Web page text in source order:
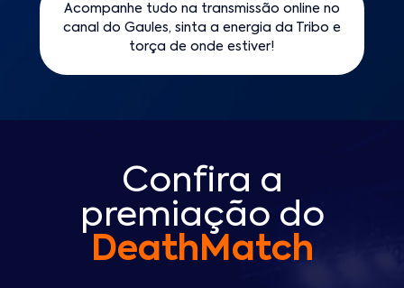
Acompanhe tudo na transmissão online no
canal do Gaules, sinta a energia da Tribo e
torça de onde estiver!
Confira a
premiação do
DeathMatch